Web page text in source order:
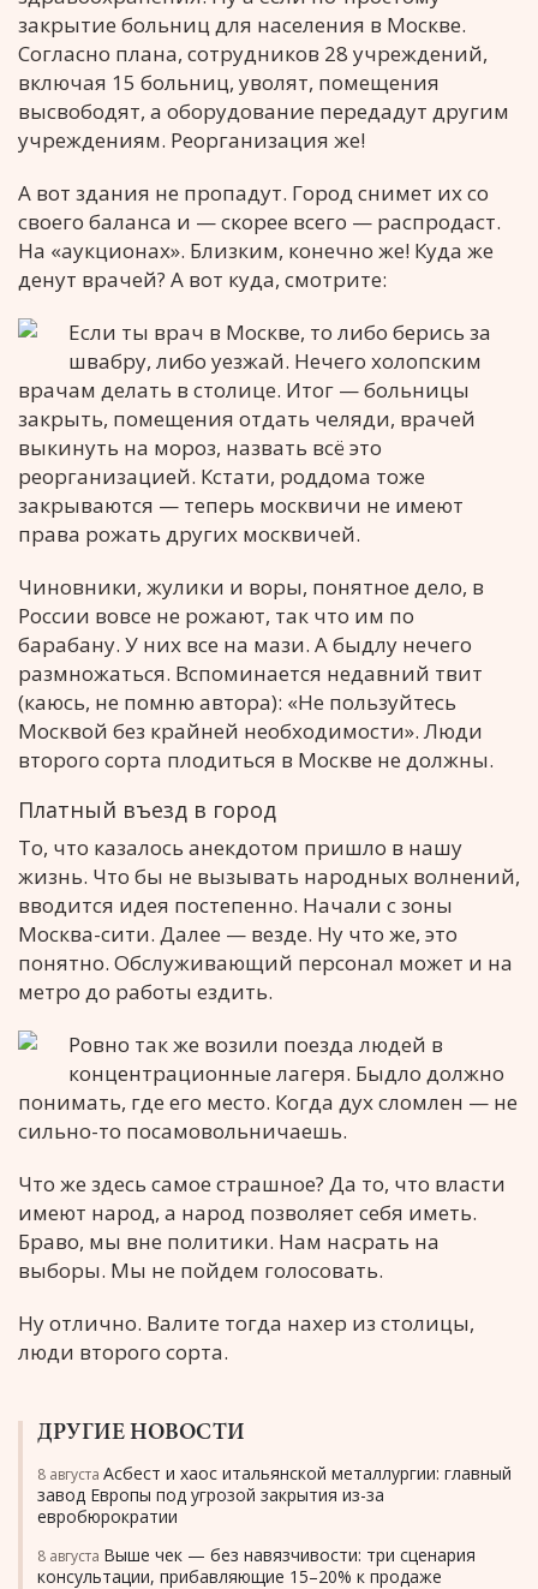
закрытие больниц для населения в Москве.
Согласно плана, сотрудников 28 учреждений,
включая 15 больниц, уволят, помещения
высвободят, а оборудование передадут другим
учреждениям. Реорганизация же!
А вот здания не пропадут. Город снимет их со
своего баланса и — скорее всего — распродаст.
На «аукционах». Близким, конечно же! Куда же
денут врачей? А вот куда, смотрите:
Если ты врач в Москве, то либо берись за
швабру, либо уезжай. Нечего холопским
врачам делать в столице. Итог — больницы
закрыть, помещения отдать челяди, врачей
выкинуть на мороз, назвать всё это
реорганизацией. Кстати, роддома тоже
закрываются — теперь москвичи не имеют
права рожать других москвичей.
Чиновники, жулики и воры, понятное дело, в
России вовсе не рожают, так что им по
барабану. У них все на мази. А быдлу нечего
размножаться. Вспоминается недавний твит
(каюсь, не помню автора): «Не пользуйтесь
Москвой без крайней необходимости». Люди
второго сорта плодиться в Москве не должны.
Платный въезд в город
То, что казалось анекдотом пришло в нашу
жизнь. Что бы не вызывать народных волнений,
вводится идея постепенно. Начали с зоны
Москва-сити. Далее — везде. Ну что же, это
понятно. Обслуживающий персонал может и на
метро до работы ездить.
Ровно так же возили поезда людей в
концентрационные лагеря. Быдло должно
понимать, где его место. Когда дух сломлен — не
сильно-то посамовольничаешь.
Что же здесь самое страшное? Да то, что власти
имеют народ, а народ позволяет себя иметь.
Браво, мы вне политики. Нам насрать на
выборы. Мы не пойдем голосовать.
Ну отлично. Валите тогда нахер из столицы,
люди второго сорта.
ДРУГИЕ НОВОСТИ
8 августа Асбест и хаос итальянской металлургии: главный
завод Европы под угрозой закрытия из-за
евробюрократии
8 августа Выше чек — без навязчивости: три сценария
консультации, прибавляющие 15–20% к продаже